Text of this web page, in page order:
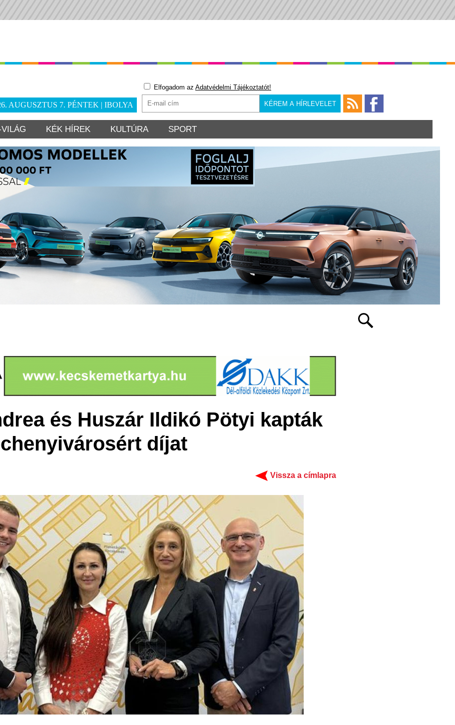
AUGUSZTUS 7. PÉNTEK | IBOLYA
Elfogadom az Adatvédelmi Tájékoztatót!
KÉK HÍREK KULTÚRA SPORT
és Huszár Ildikó Pötyi kapták
díjat
Vissza a címlapra